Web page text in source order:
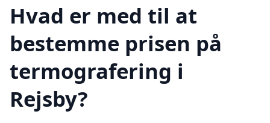
Hvad er med til at
bestemme prisen på
termografering i
Rejsby?